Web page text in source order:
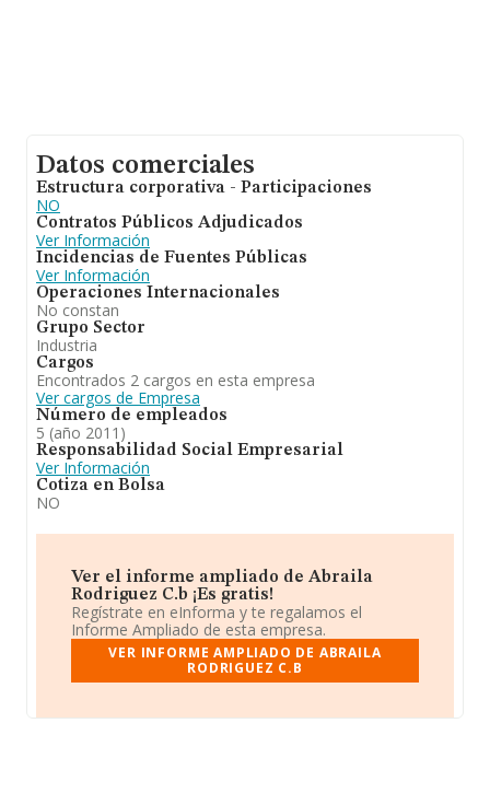
Datos comerciales
Estructura corporativa - Participaciones
NO
Contratos Públicos Adjudicados
Ver Información
Incidencias de Fuentes Públicas
Ver Información
Operaciones Internacionales
No constan
Grupo Sector
Industria
Cargos
Encontrados 2 cargos en esta empresa
Ver cargos de Empresa
Número de empleados
5 (año 2011)
Responsabilidad Social Empresarial
Ver Información
Cotiza en Bolsa
NO
Ver el informe ampliado de Abraila
Rodriguez C.b ¡Es gratis!
Regístrate en eInforma y te regalamos el
Informe Ampliado de esta empresa.
VER INFORME AMPLIADO DE ABRAILA
RODRIGUEZ C.B